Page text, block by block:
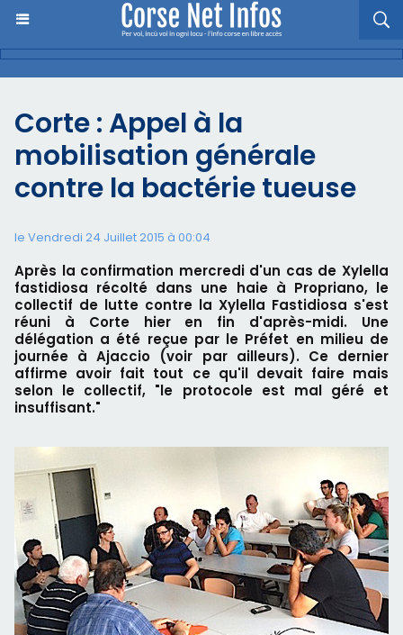
Corte : Appel à la
mobilisation générale
contre la bactérie tueuse
le Vendredi 24 Juillet 2015 à 00:04
Après la confirmation mercredi d'un cas de Xylella
fastidiosa récolté dans une haie à Propriano, le
collectif de lutte contre la Xylella Fastidiosa s'est
réuni à Corte hier en fin d'après-midi. Une
délégation a été reçue par le Préfet en milieu de
journée à Ajaccio (voir par ailleurs). Ce dernier
affirme avoir fait tout ce qu'il devait faire mais
selon le collectif, "le protocole est mal géré et
insuffisant."